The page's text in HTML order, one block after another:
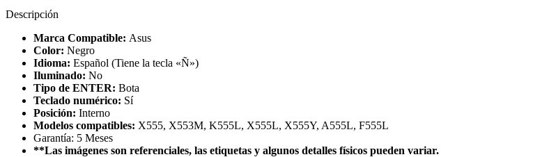
Descripción
Marca Compatible: Asus
Color: Negro
Idioma: Español (Tiene la tecla «Ñ»)
Iluminado: No
Tipo de ENTER: Bota
Teclado numérico: Sí
Posición: Interno
Modelos compatibles: X555, X553M, K555L, X555L, X555Y, A555L, F555L
Garantía: 5 Meses
**Las imágenes son referenciales, las etiquetas y algunos detalles físicos pueden variar.